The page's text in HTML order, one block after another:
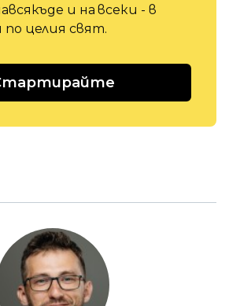
и на всеки - в
целия свят.